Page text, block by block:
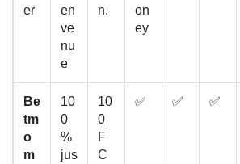
er
en
ve
nu
e
n.
on
ey
Be
tm
o
m
10
0
%
jus
10
0
F
C
✅ ✅ ✅